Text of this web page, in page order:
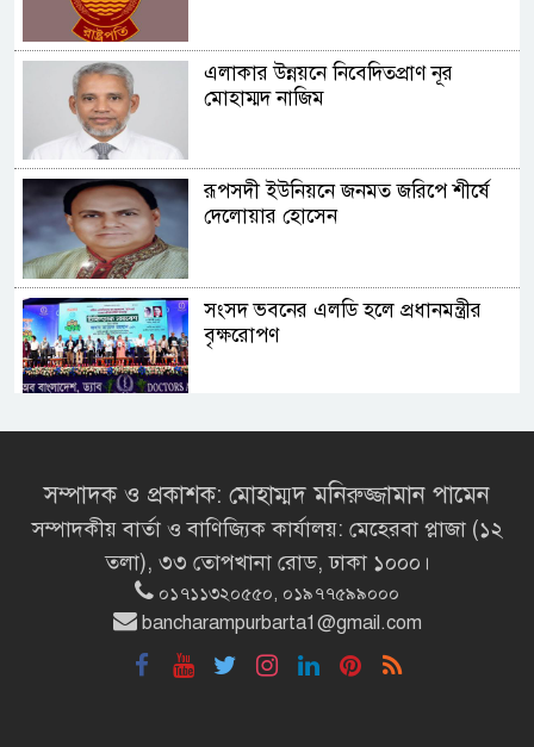
এলাকার উন্নয়নে নিবেদিতপ্রাণ নূর
মোহাম্মদ নাজিম
রূপসদী ইউনিয়নে জনমত জরিপে শীর্ষে
দেলোয়ার হোসেন
সংসদ ভবনের এলডি হলে প্রধানমন্ত্রীর
বৃক্ষরোপণ
মির্জা ফখরুলই হচ্ছেন বঙ্গভবনের নতুন
তারেক রহমান
প্রধানমন্ত্রীর সঙ্গে খুদে শিল্পী অনুশ্রীর
সম্পাদক ও প্রকাশক: মোহাম্মদ মনিরুজ্জামান পামেন
সম্পাদকীয় বার্তা ও বাণিজ্যিক কার্যালয়: মেহেরবা প্লাজা (১২
তলা), ৩৩ তোপখানা রোড, ঢাকা ১০০০।
০১৭১১৩২০৫৫০, ০১৯৭৭৫৯৯০০০
bancharampurbarta1@gmail.com